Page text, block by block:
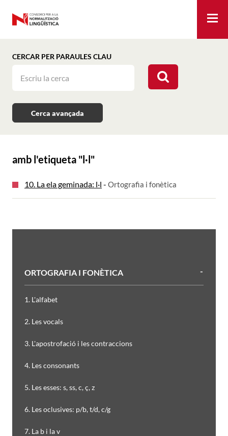
CERCAR PER PARAULES CLAU
Cerca avançada
amb l'etiqueta "l·l"
10. La ela geminada: l·l - Ortografia i fonètica
ORTOGRAFIA I FONÈTICA
1. L'alfabet
2. Les vocals
3. L'apostrofació i les contraccions
4. Les consonants
5. Les esses: s, ss, c, ç, z
6. Les oclusives: p/b, t/d, c/g
7. La b i la v